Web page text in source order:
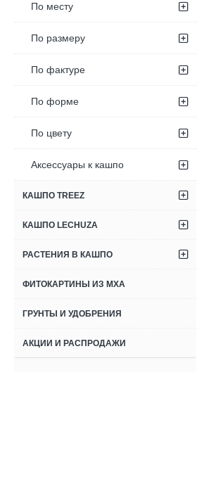
По месту
По размеру
По фактуре
По форме
По цвету
Аксессуары к кашпо
КАШПО TREEZ
КАШПО LECHUZA
РАСТЕНИЯ В КАШПО
ФИТОКАРТИНЫ ИЗ МХА
ГРУНТЫ И УДОБРЕНИЯ
АКЦИИ И РАСПРОДАЖИ